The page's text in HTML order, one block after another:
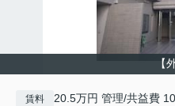
【
賃料 20.5万円 管理/共益費